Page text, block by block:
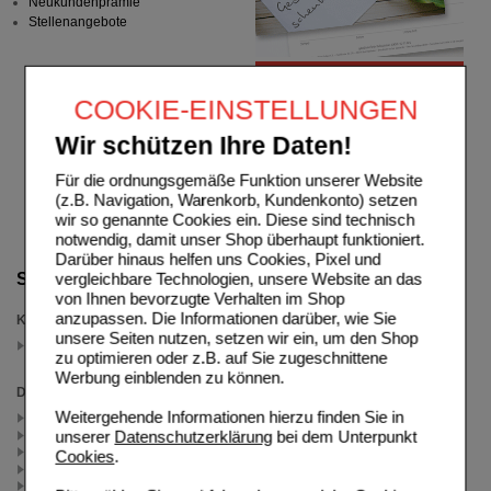
COOKIE-EINSTELLUNGEN
Wir schützen Ihre Daten!
Für die ordnungsgemäße Funktion unserer Website
(z.B. Navigation, Warenkorb, Kundenkonto) setzen
wir so genannte Cookies ein. Diese sind technisch
notwendig, damit unser Shop überhaupt funktioniert.
Darüber hinaus helfen uns Cookies, Pixel und
vergleichbare Technologien, unsere Website an das
von Ihnen bevorzugte Verhalten im Shop
anzupassen. Die Informationen darüber, wie Sie
unsere Seiten nutzen, setzen wir ein, um den Shop
zu optimieren oder z.B. auf Sie zugeschnittene
Werbung einblenden zu können.
Weitergehende Informationen hierzu finden Sie in
unserer Datenschutzerklärungbei dem Unterpunkt
Cookies.
Suche verfeinern
Kategorien
Männerpflege
(auswahl entfernen)
Darreichungsform
Balsam (1)
Emulsion (1)
Flüssigkeit (1)
Lotion (2)
Stellenangebote